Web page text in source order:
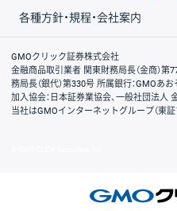
各種方針・規程・会社案内
取引規程・約款
サイトマップ
その他のご案内
個人情報保護方針
最良執行方針
サイトのご利用について
ディスクレイマー
信託保全
リスク説明
会社案内
GMOクリック証券株式会社
金融商品取引業者 関東財務局長（金商）
務局長（銀代）第330号 所属銀行：GMOあ
加入協会：日本証券業協会、一般社団法人
当社はGMOインターネットグループ（東